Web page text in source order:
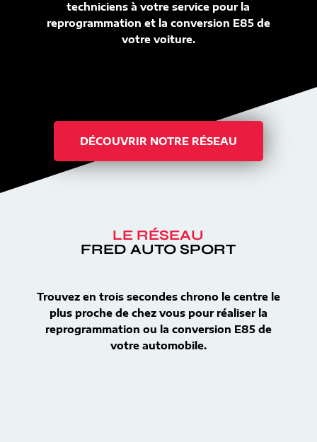
techniciens à votre service pour la
reprogrammation et la conversion E85 de
votre voiture.
DÉCOUVRIR NOTRE RÉSEAU
LE RÉSEAU
FRED AUTO SPORT
Trouvez en trois secondes chrono le centre le
plus proche de chez vous pour réaliser la
reprogrammation ou la conversion E85 de
votre automobile.